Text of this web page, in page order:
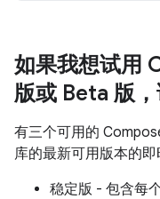
如果我想试用
版或 Beta 版
有三个可用的
库的最新可用版本的即
稳定版 - 包含每